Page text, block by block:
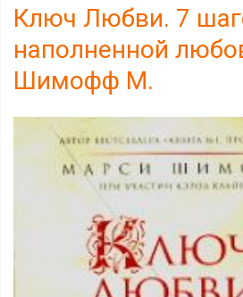
Ключ Любви. 7
наполненной
Шимофф М.